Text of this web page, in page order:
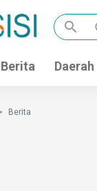
search
Berita Daerah
Berita